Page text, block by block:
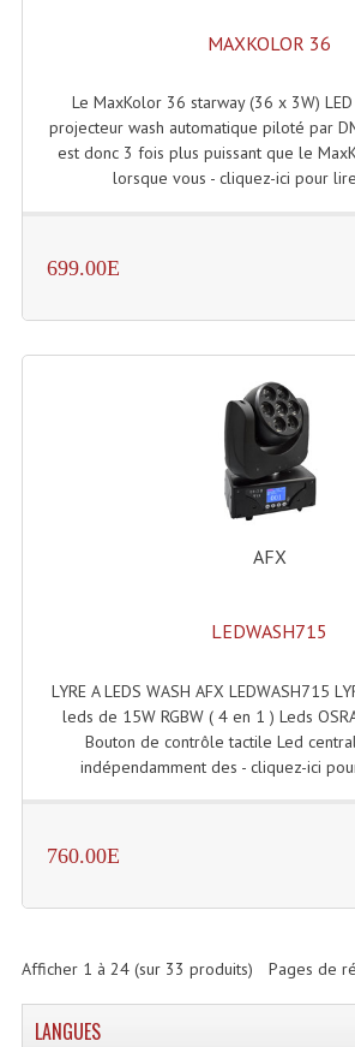
MAXKOLOR 36
Le MaxKolor 36 starway (36 x 3W)
projecteur wash automatique piloté par
est donc 3 fois plus puissant que le
lorsque vous - cliquez-ici pour
699.00E
AFX
LEDWASH715
LYRE A LEDS WASH AFX LEDWASH715
leds de 15W RGBW ( 4 en 1 ) Leds
Bouton de contrôle tactile Led
indépendamment des - cliquez-ici
760.00E
Pages de
Afficher 1 à 24(sur 33 produits)
LANGUES